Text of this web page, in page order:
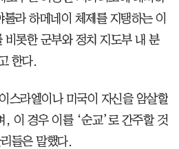
라 하메네이 체제를 지탱하는 이
롯한 군부와 정치 지도부 내 분
한다.
스라엘이나 미국이 자신을 암살할
, 이 경우 이를 ‘순교’로 간주할 것
들은 말했다.